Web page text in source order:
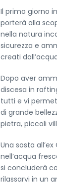
Il primo giorno
porterà alla
nella natura
sicurezza e
creati
Dopo aver
discesa in
tutti e vi
di grande
pietra, piccoli
Una sosta
nell’acqua
si concluderà
rilassarvi in un